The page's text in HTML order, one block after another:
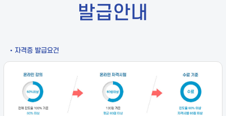
발급안내
• 자격증 발급요건